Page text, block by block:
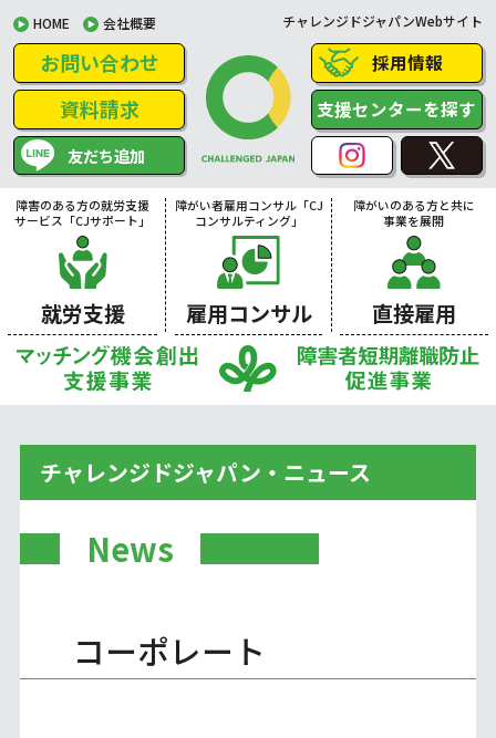
HOME 会社概要 チャレンジドジャパンWebサイト
お問い合わせ
資料請求
友だち追加
採用情報
支援センターを探す
障害のある方の就労支援
サービス「CJサポート」
就労支援
障がい者雇用コンサル「CJ
コンサルティング」
雇用コンサル
障がいのある方と共に
事業を展開
直接雇用
チャレンジドジャパン・ニュース
News
コーポレート